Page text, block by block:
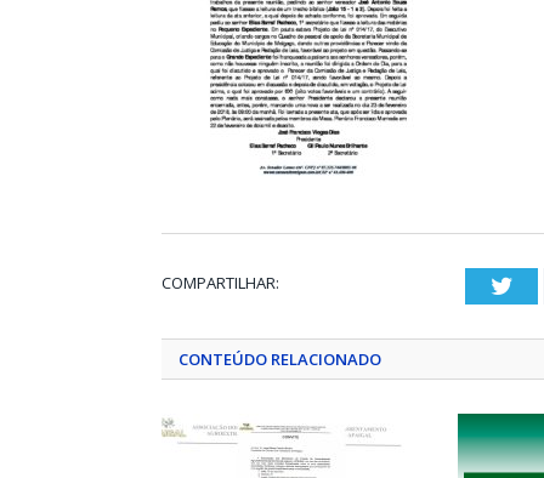
COMPARTILHAR:
CONTEÚDO RELACIONADO